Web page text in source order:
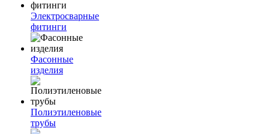
Электросварные
фитинги
Фасонные
изделия
Полиэтиленовые
трубы